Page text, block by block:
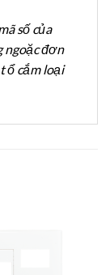
số của
ngoặc đơn
ổ cắm loại